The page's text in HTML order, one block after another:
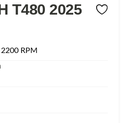
T480 2025
RPM